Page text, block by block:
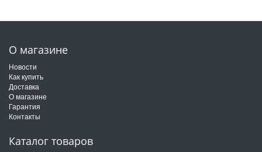
О магазине
Новости
Как купить
Доставка
О магазине
Гарантия
Контакты
Каталог товаров